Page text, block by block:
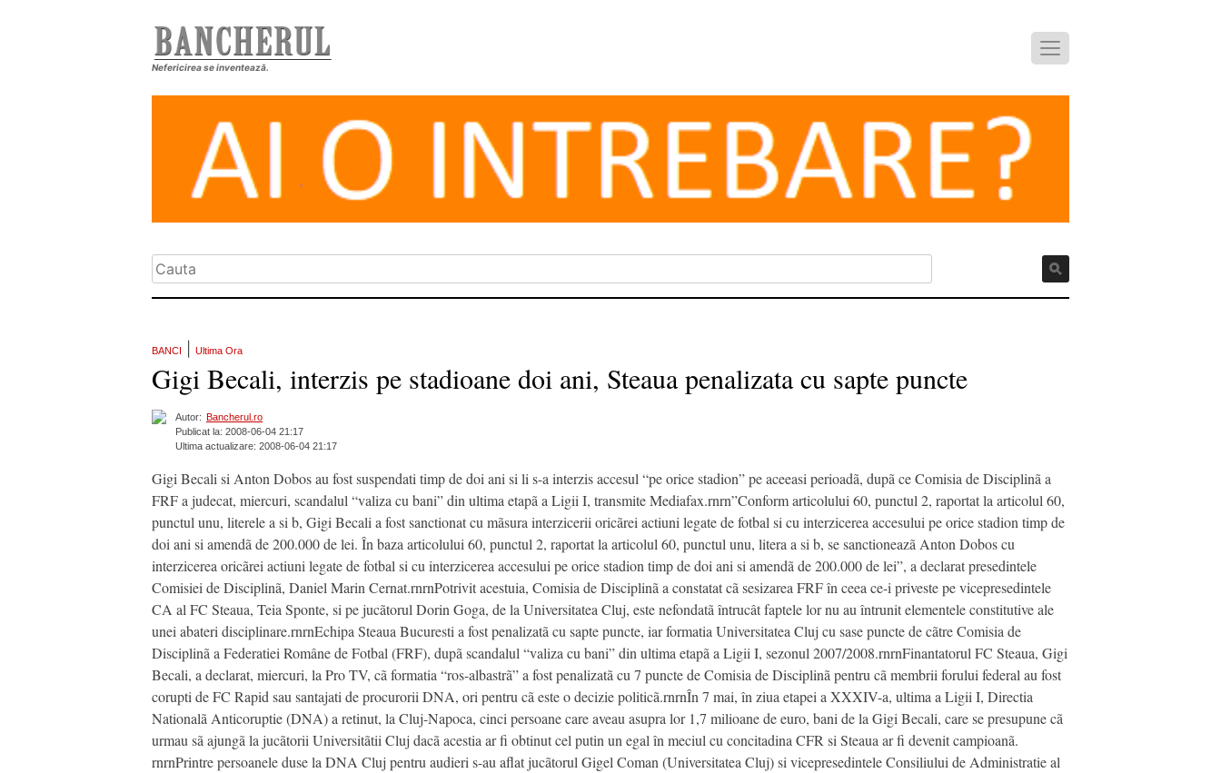
Nefericirea se inventează.
BANCI Ultima Ora
Gigi Becali, interzis pe stadioane doi ani, Steaua penalizata cu sapte puncte
Autor:
Bancherul.ro
Publicat la: 2008-06-04 21:17
Ultima actualizare: 2008-06-04 21:17
Gigi Becali si Anton Dobos au fost suspendati timp de doi ani si li s-a interzis accesul “pe orice stadion” pe aceeasi perioadã, dupã ce Comisia de Disciplinã a
FRF a judecat, miercuri, scandalul “valiza cu bani” din ultima etapã a Ligii I, transmite Mediafax.rnrn”Conform articolului 60, punctul 2, raportat la articolul 60,
punctul unu, literele a si b, Gigi Becali a fost sanctionat cu mãsura interzicerii oricãrei actiuni legate de fotbal si cu interzicerea accesului pe orice stadion timp de
doi ani si amendã de 200.000 de lei. În baza articolului 60, punctul 2, raportat la articolul 60, punctul unu, litera a si b, se sanctioneazã Anton Dobos cu
interzicerea oricãrei actiuni legate de fotbal si cu interzicerea accesului pe orice stadion timp de doi ani si amendã de 200.000 de lei”, a declarat presedintele
Comisiei de Disciplinã, Daniel Marin Cernat.rnrnPotrivit acestuia, Comisia de Disciplinã a constatat cã sesizarea FRF în ceea ce-i priveste pe vicepresedintele
CA al FC Steaua, Teia Sponte, si pe jucãtorul Dorin Goga, de la Universitatea Cluj, este nefondatã întrucât faptele lor nu au întrunit elementele constitutive ale
unei abateri disciplinare.rnrnEchipa Steaua Bucuresti a fost penalizatã cu sapte puncte, iar formatia Universitatea Cluj cu sase puncte de cãtre Comisia de
Disciplinã a Federatiei Române de Fotbal (FRF), dupã scandalul “valiza cu bani” din ultima etapã a Ligii I, sezonul 2007/2008.rnrnFinantatorul FC Steaua, Gigi
Becali, a declarat, miercuri, la Pro TV, cã formatia “ros-albastrã” a fost penalizatã cu 7 puncte de Comisia de Disciplinã pentru cã membrii forului federal au fost
corupti de FC Rapid sau santajati de procurorii DNA, ori pentru cã este o decizie politicã.rnrnÎn 7 mai, în ziua etapei a XXXIV-a, ultima a Ligii I, Directia
Nationalã Anticoruptie (DNA) a retinut, la Cluj-Napoca, cinci persoane care aveau asupra lor 1,7 milioane de euro, bani de la Gigi Becali, care se presupune cã
urmau sã ajungã la jucãtorii Universitãtii Cluj dacã acestia ar fi obtinut cel putin un egal în meciul cu concitadina CFR si Steaua ar fi devenit campioanã.
rnrnPrintre persoanele duse la DNA Cluj pentru audieri s-au aflat jucãtorul Gigel Coman (Universitatea Cluj) si vicepresedintele Consiliului de Administratie al